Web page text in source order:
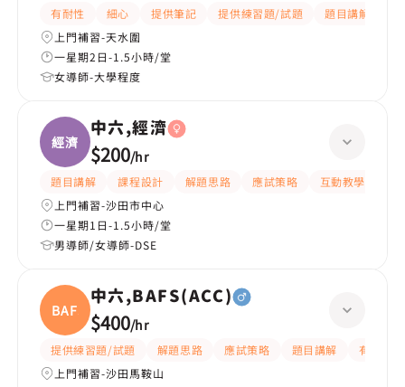
有耐性 細心 提供筆記 提供練習題/試題 題目講解
上門補習-天水圍
一星期2日-1.5小時/堂
女導師-大學程度
經濟
中六,經濟
$200/hr
題目講解 課程設計 解題思路 應試策略 互動教學
上門補習-沙田市中心
一星期1日-1.5小時/堂
男導師/女導師-DSE
BAFS(
中六,BAFS(ACC)
$400/hr
提供練習題/試題 解題思路 應試策略 題目講解
有耐性
上門補習-沙田馬鞍山